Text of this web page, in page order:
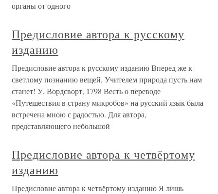
органы от одного
Предисловие автора к русскому
изданию
Предисловие автора к русскому изданию Вперед же к
светлому познанию вещей, Учителем природа пусть нам
станет! У. Вордсворт, 1798 Весть о переводе
«Путешествия в страну микробов» на русский язык была
встречена мною с радостью. Для автора,
представляющего небольшой
Предисловие автора к четвёртому
изданию
Предисловие автора к четвёртому изданию Я лишь